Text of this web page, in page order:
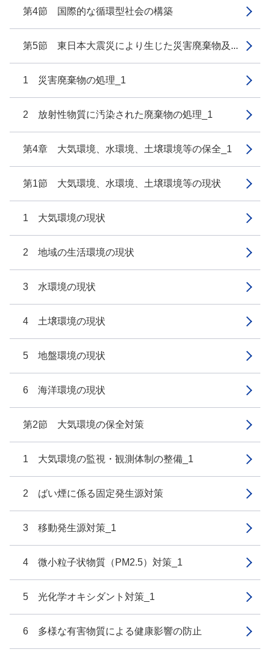
第4節 国際的な循環型社会の構築
第5節 東日本大震災により生じた災害廃棄物及...
1 災害廃棄物の処理_1
2 放射性物質に汚染された廃棄物の処理_1
第4章 大気環境、水環境、土壌環境等の保全_1
第1節 大気環境、水環境、土壌環境等の現状
1 大気環境の現状
2 地域の生活環境の現状
3 水環境の現状
4 土壌環境の現状
5 地盤環境の現状
6 海洋環境の現状
第2節 大気環境の保全対策
1 大気環境の監視・観測体制の整備_1
2 ばい煙に係る固定発生源対策
3 移動発生源対策_1
4 微小粒子状物質（PM2.5）対策_1
5 光化学オキシダント対策_1
6 多様な有害物質による健康影響の防止